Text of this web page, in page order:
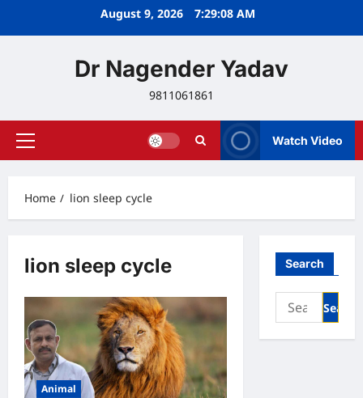
August 9, 2026 7:29:09 AM
Dr Nagender Yadav
9811061861
Primary
Watch Video
Home lion sleep cycle
lion sleep cycle
Animal
Search
Search
for: